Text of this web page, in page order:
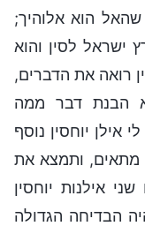
שהאל הוא אלוהיך;
לסין והוא
רואה את הדברים,
הבנת דבר ממה
יוחסין נוסף
מתאים, ותמצא את
אילנות יוחסין
הבדיחה הגדולה